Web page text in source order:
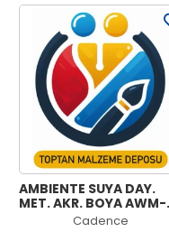
AMBIENTE SUYA DAY.
MET. AKR. BOYA AWM-
04 ANTİK ALTIN 250ML +
Cadence